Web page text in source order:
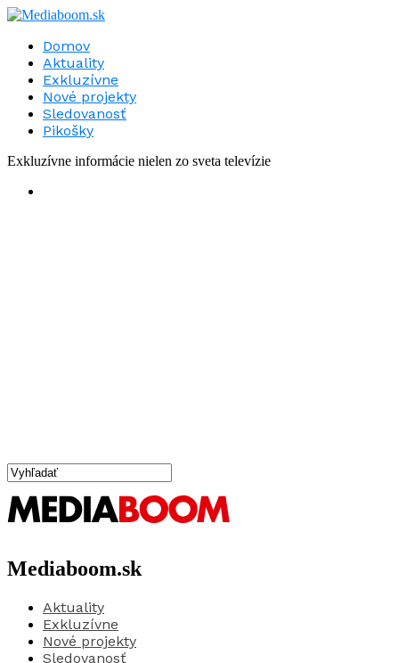
Domov
Aktuality
Exkluzívne
Nové projekty
Sledovanosť
Pikošky
Exkluzívne informácie nielen zo sveta televízie
Mediaboom.sk
Aktuality
Exkluzívne
Nové projekty
Sledovanosť